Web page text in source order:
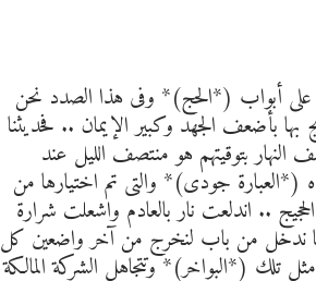
على أبواب (*الحج)* وفى هذا الصدد نحن
بها بأضعف الجهد وكبير الإيمان .. فحديثنا
بتوقيتهم هو منتصف الليل عند
(*العبارة جودى)* والتى تم اختيارها من
.. اندلعت نار بالعادم واشعلت شرارة
ندخل من باب لنخرج من آخر واضعين كل
(*البواخر)* وتتجاهل الشركة المالكة